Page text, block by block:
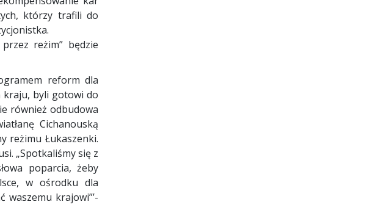
którzy trafili do
reżim” będzie
reform dla
kraju, byli gotowi do
również odbudowa
Cichanouską
reżimu Łukaszenki.
„Spotkaliśmy się z
poparcia, żeby
w ośrodku dla
krajowi”’-